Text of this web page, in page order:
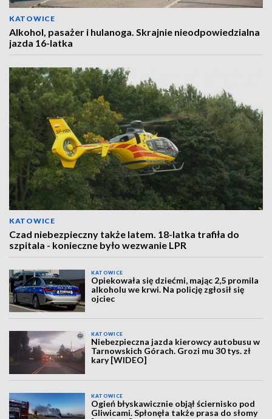
KATOWICE
Alkohol, pasażer i hulanoga. Skrajnie nieodpowiedzialna
jazda 16-latka
KATOWICE
Czad niebezpieczny także latem. 18-latka trafiła do
szpitala - konieczne było wezwanie LPR
KATOWICE
Opiekowała się dziećmi, mając 2,5 promila
alkoholu we krwi. Na policję zgłosił się
ojciec
KATOWICE
Niebezpieczna jazda kierowcy autobusu w
Tarnowskich Górach. Grozi mu 30 tys. zł
kary [WIDEO]
KATOWICE
Ogień błyskawicznie objął ściernisko pod
Gliwicami. Spłonęła także prasa do słomy